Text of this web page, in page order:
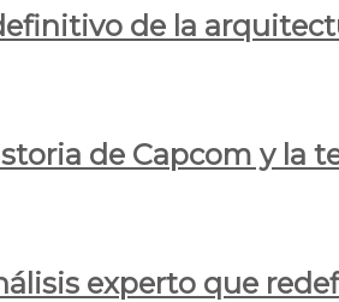
de la
de Capcom y la
experto que